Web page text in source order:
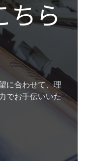
ちら
に合わせて、理
でお手伝いいた